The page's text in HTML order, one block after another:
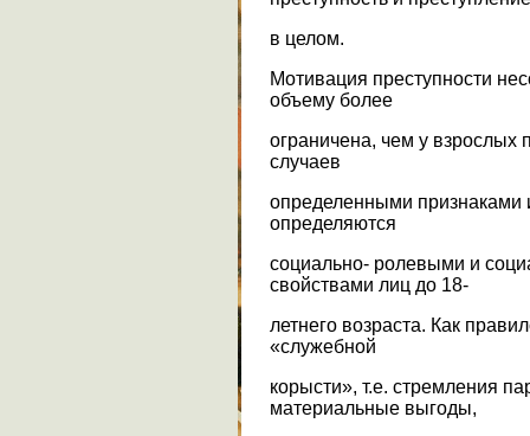
в целом.
Мотивация преступности
объему более
ограничена, чем у взрослых
случаев
определенными признаками
определяются
социально- ролевыми и
свойствами лиц до 18-
летнего возраста. Как
«служебной
корысти», т.е. стремления
материальные выгоды,